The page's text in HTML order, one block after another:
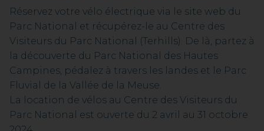
Réservez votre vélo électrique via le site web du
Parc National et récupérez-le au Centre des
Visiteurs du Parc National (Terhills). De là, partez à
la découverte du Parc National des Hautes
Campines, pédalez à travers les landes et le Parc
Fluvial de la Vallée de la Meuse.
La location de vélos au Centre des Visiteurs du
Parc National est ouverte du 2 avril au 31 octobre